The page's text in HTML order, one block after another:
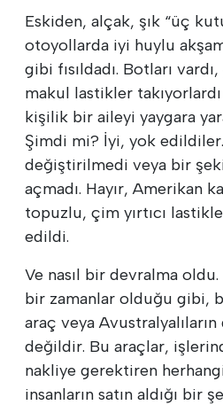
Eskiden, alçak, şık “üç
otoyollarda iyi huylu
gibi fısıldadı. Botları
makul lastikler
kişilik bir aileyi yaygara
Şimdi mi? İyi, yok
değiştirilmedi veya bir
açmadı. Hayır, Amerikan
topuzlu, çim yırtıcı
edildi.
Ve nasıl bir devralma
bir zamanlar olduğu gibi,
araç veya
değildir. Bu araçlar,
nakliye gerektiren
insanların satın aldığı bir